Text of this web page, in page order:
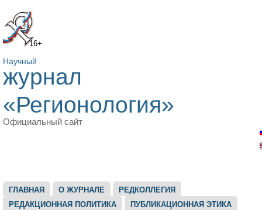
16+
Научный
журнал
«Регионология»
Официальный сайт
ГЛАВНОЕ МЕНЮ
ГЛАВНАЯ О ЖУРНАЛЕ
РЕДКОЛЛЕГИЯ
РЕДАКЦИОННАЯ ПОЛИТИКА
ПУБЛИКАЦИОННАЯ ЭТИКА